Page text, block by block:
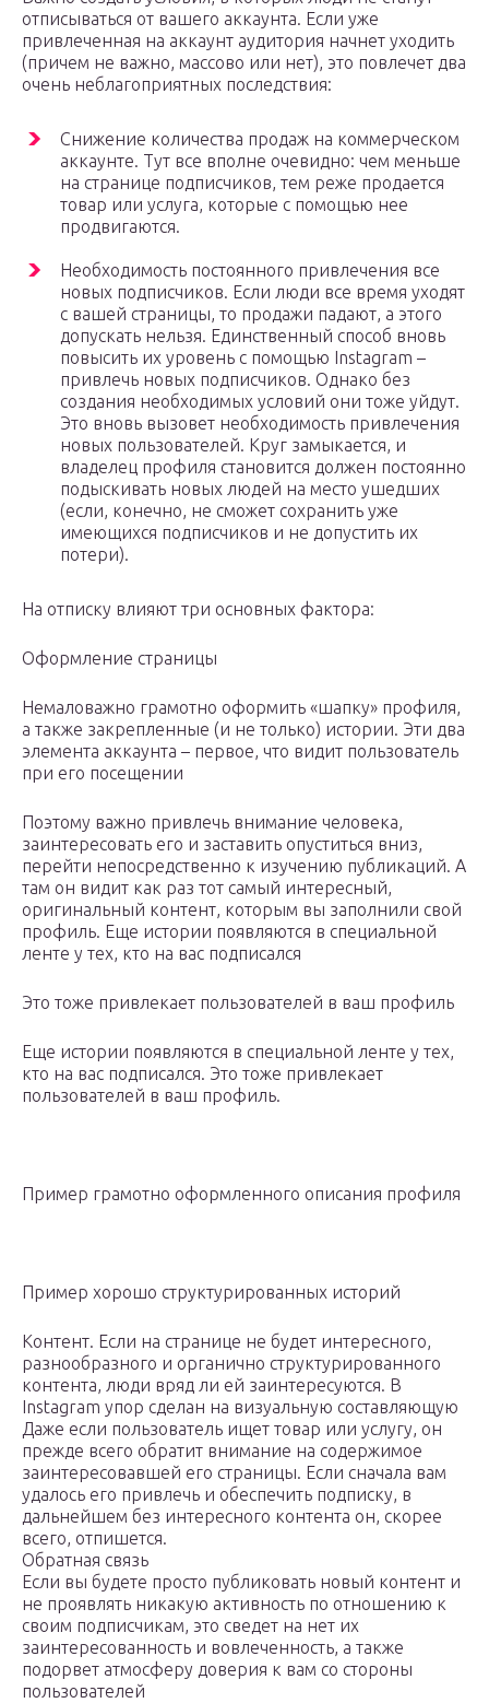
отписываться от вашего аккаунта. Если уже
привлеченная на аккаунт аудитория начнет уходить
(причем не важно, массово или нет), это повлечет два
очень неблагоприятных последствия:
Снижение количества продаж на коммерческом
аккаунте. Тут все вполне очевидно: чем меньше
на странице подписчиков, тем реже продается
товар или услуга, которые с помощью нее
продвигаются.
Необходимость постоянного привлечения все
новых подписчиков. Если люди все время уходят
с вашей страницы, то продажи падают, а этого
допускать нельзя. Единственный способ вновь
повысить их уровень с помощью Instagram –
привлечь новых подписчиков. Однако без
создания необходимых условий они тоже уйдут.
Это вновь вызовет необходимость привлечения
новых пользователей. Круг замыкается, и
владелец профиля становится должен постоянно
подыскивать новых людей на место ушедших
(если, конечно, не сможет сохранить уже
имеющихся подписчиков и не допустить их
потери).
На отписку влияют три основных фактора:
Оформление страницы
Немаловажно грамотно оформить «шапку» профиля,
а также закрепленные (и не только) истории. Эти два
элемента аккаунта – первое, что видит пользователь
при его посещении
Поэтому важно привлечь внимание человека,
заинтересовать его и заставить опуститься вниз,
перейти непосредственно к изучению публикаций. А
там он видит как раз тот самый интересный,
оригинальный контент, которым вы заполнили свой
профиль. Еще истории появляются в специальной
ленте у тех, кто на вас подписался
Это тоже привлекает пользователей в ваш профиль
Еще истории появляются в специальной ленте у тех,
кто на вас подписался. Это тоже привлекает
пользователей в ваш профиль.
Пример грамотно оформленного описания профиля
Пример хорошо структурированных историй
Контент. Если на странице не будет интересного,
разнообразного и органично структурированного
контента, люди вряд ли ей заинтересуются. В
Instagram упор сделан на визуальную составляющую
Даже если пользователь ищет товар или услугу, он
прежде всего обратит внимание на содержимое
заинтересовавшей его страницы. Если сначала вам
удалось его привлечь и обеспечить подписку, в
дальнейшем без интересного контента он, скорее
всего, отпишется.
Обратная связь
Если вы будете просто публиковать новый контент и
не проявлять никакую активность по отношению к
своим подписчикам, это сведет на нет их
заинтересованность и вовлеченность, а также
подорвет атмосферу доверия к вам со стороны
пользователей